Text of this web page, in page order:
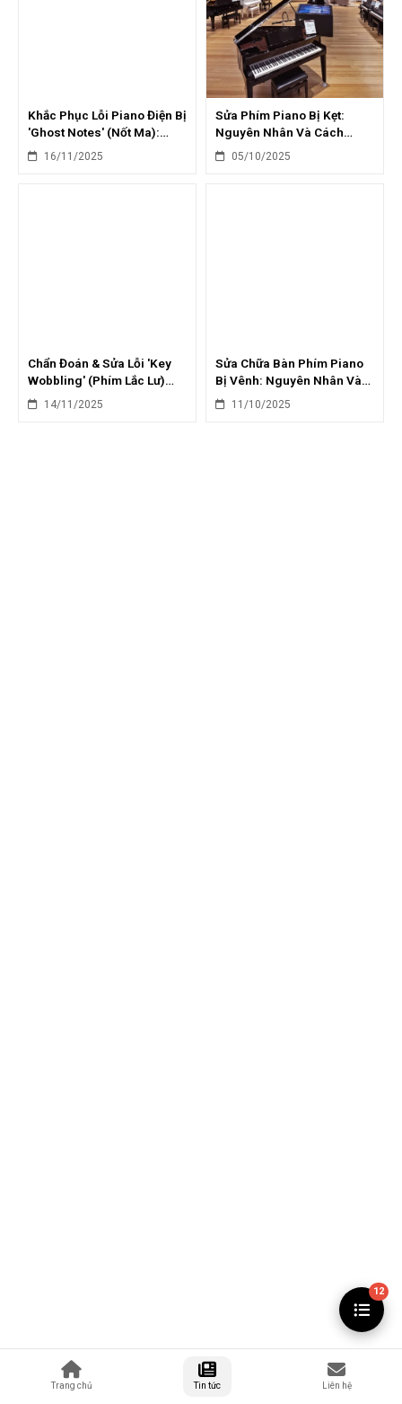
Khắc Phục Lỗi Piano Điện Bị
'Ghost Notes' (Nốt Ma):
Nguyên Nhân & Giải Pháp
16/11/2025
Sửa Phím Piano Bị Kẹt:
Nguyên Nhân Và Cách
Khắc Phục Tại Nhà
05/10/2025
Chẩn Đoán & Sửa Lỗi 'Key
Wobbling' (Phím Lắc Lư)
Trên Piano Cơ
14/11/2025
Sửa Chữa Bàn Phím Piano
Bị Vênh: Nguyên Nhân Và
Cách Cân Chỉnh Tại Nhà
11/10/2025
12
Trang chủ Tin tức Liên hệ